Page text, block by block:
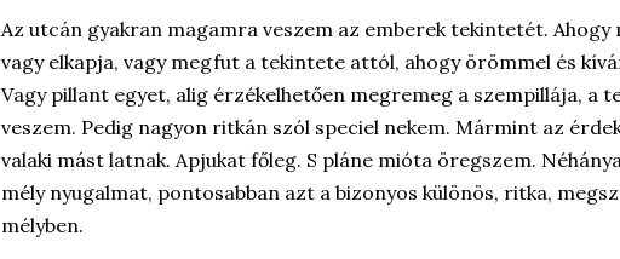
Az utcán gyakran magamra veszem az emberek tekintetét. Ahogy
vagy elkapja, vagy megfut a tekintete attól, ahogy örömmel és
Vagy pillant egyet, alig érzékelhetően megremeg a szempillája, a
veszem. Pedig nagyon ritkán szól speciel nekem. Mármint az
valaki mást latnak. Apjukat főleg. S pláne mióta öregszem.
mély nyugalmat, pontosabban azt a bizonyos különös, ritka,
mélyben.